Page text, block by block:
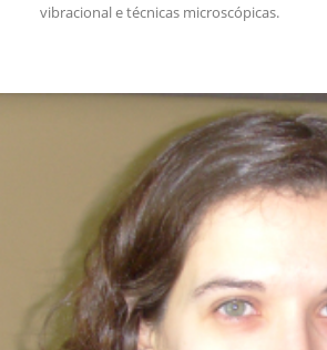
vibracional e técnicas microscópicas.